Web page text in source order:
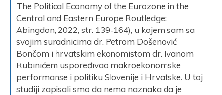
The Political Economy of the Eurozone in the
Central and Eastern Europe Routledge:
Abingdon, 2022, str. 139-164), u kojem sam sa
svojim suradnicima dr. Petrom Došenović
Bončom i hrvatskim ekonomistom dr. Ivanom
Rubinićem uspoređivao makroekonomske
performanse i politiku Slovenije i Hrvatske. U toj
studiji zapisali smo da nema naznaka da je